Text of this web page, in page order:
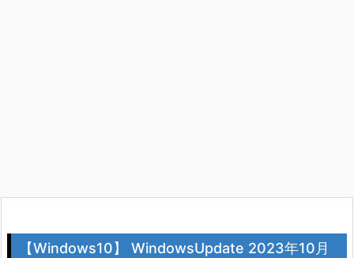
【Windows10】 WindowsUpdate 2023年10月